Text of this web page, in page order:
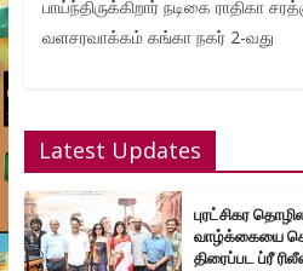
பாய்ந்திருக்கிறார் நடிகை ராதிகா
வளசரவாக்கம் கங்கா நகர் 2-வது
Latest Updates
புரட்சிகர
வாழ்க்கையை
திரைப்பட ப்ரீ